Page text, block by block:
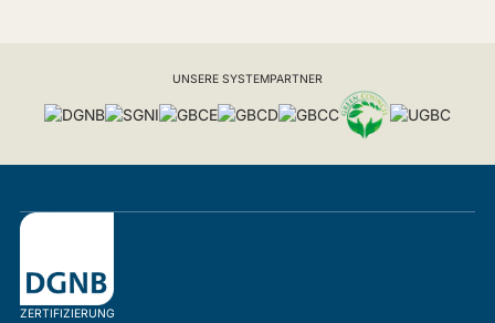
UNSERE SYSTEMPARTNER
ZERTIFIZIERUNG